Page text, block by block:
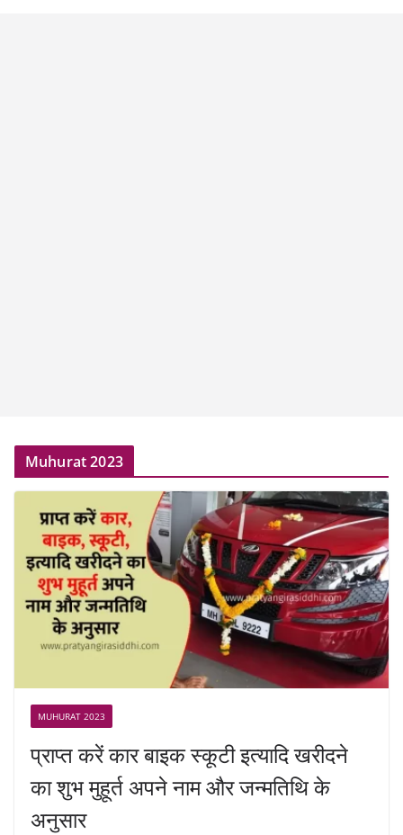
Muhurat 2023
MUHURAT 2023
प्राप्त करें कार बाइक स्कूटी इत्यादि खरीदने
का शुभ मुहूर्त अपने नाम और जन्मतिथि के
अनुसार